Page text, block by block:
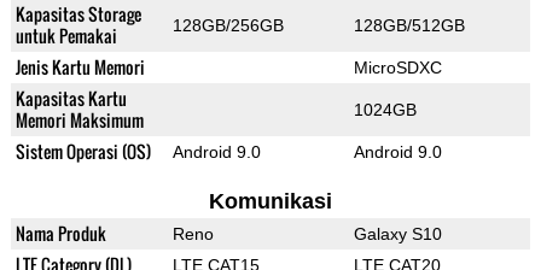
Kapasitas Storage
untuk Pemakai
128GB/256GB 128GB/512GB
Jenis Kartu Memori MicroSDXC
Kapasitas Kartu
Memori Maksimum
1024GB
Sistem Operasi (OS) Android 9.0 Android 9.0
Komunikasi
Nama Produk Reno Galaxy S10
LTE Category (DL) LTE CAT15 LTE CAT20